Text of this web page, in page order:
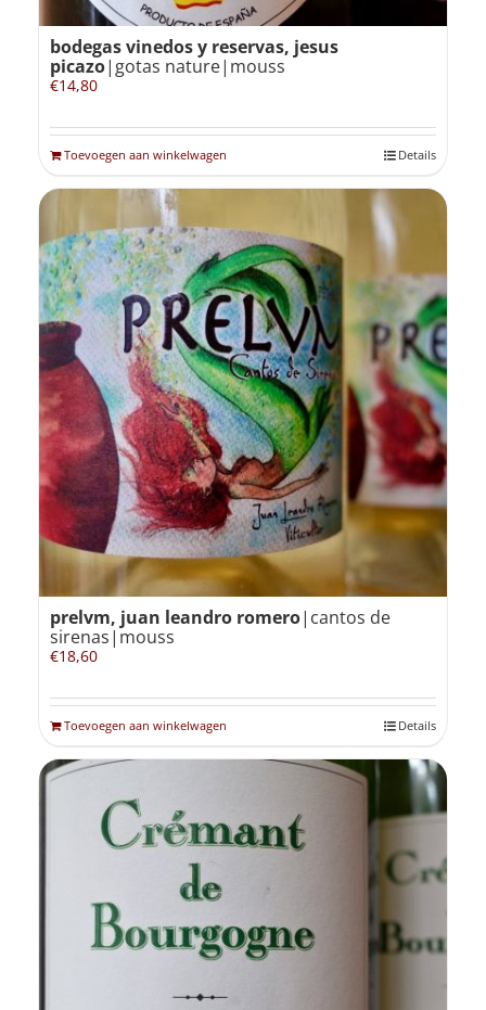
bodegas vinedos y reservas, jesus
picazo|gotas nature|mouss
€14,80
Toevoegen aan winkelwagen Details
prelvm, juan leandro romero|cantos de
sirenas|mouss
€18,60
Toevoegen aan winkelwagen Details